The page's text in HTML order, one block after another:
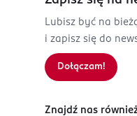
*0% BPA,
Lubisz być na
i zapisz się do
Dołączam!
Znajdź nas